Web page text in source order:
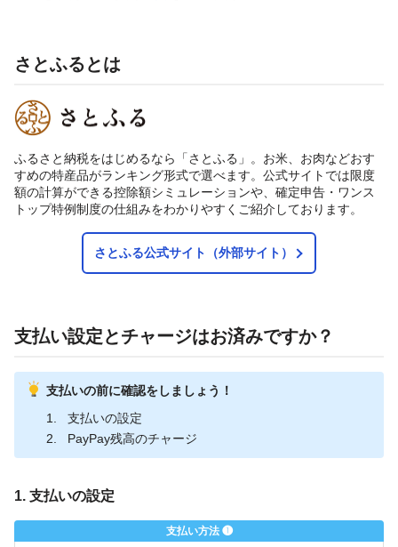
さとふるとは
ふるさと納税をはじめるなら「さとふる」。お米、お肉などおす
すめの特産品がランキング形式で選べます。公式サイトでは限度
額の計算ができる控除額シミュレーションや、確定申告・ワンス
トップ特例制度の仕組みをわかりやすくご紹介しております。
さとふる公式サイト（外部サイト）
支払い設定とチャージはお済みですか？
支払いの前に確認をしましょう！
支払いの設定
PayPay残高のチャージ
1. 支払いの設定
支払い方法 ❶